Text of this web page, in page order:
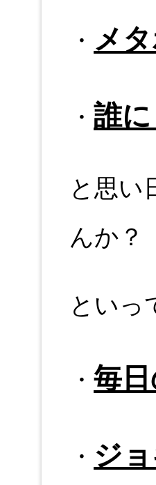
・ メ
・ 誰
と思い
んか？
といっ
・ 毎
・ ジ